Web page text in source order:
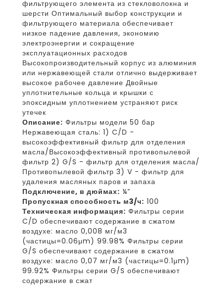
фильтрующего элемента из стекловолокна и
шерсти Оптимальный выбор конструкции и
фильтрующего материала обеспечивает
низкое падение давления, экономию
электроэнергии и сокращение
эксплуатационных расходов
Высокопроизводительный корпус из алюминия
или нержавеющей стали отлично выдерживает
высокое рабочее давление Двойные
уплотнительные кольца и крышки с
эпоксидным уплотнением устраняют риск
утечек
Описание: Фильтры модели 50 бар
Нержавеющая сталь: 1) C/D -
высокоэффективный фильтр для отделения
масла/Высокоэффективный противопылевой
фильтр 2) G/S - фильтр для отделения масла/
Противопылевой фильтр 3) V - фильтр для
удаления масляных паров и запаха
Подключение, в дюймах: ¼”
Пропускная способность м3/ч: 100
Техническая информация: Фильтры серии
C/D обеспечивают содержание в сжатом
воздухе: масло 0,008 мг/м3
(частицы=0.06μm) 99.98% Фильтры серии
G/S обеспечивают содержание в сжатом
воздухе: масло 0,07 мг/м3 (частицы=0.1μm)
99.92% Фильтры серии G/S обеспечивают
содержание в сжат